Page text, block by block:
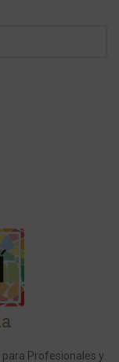
para Profesionales y